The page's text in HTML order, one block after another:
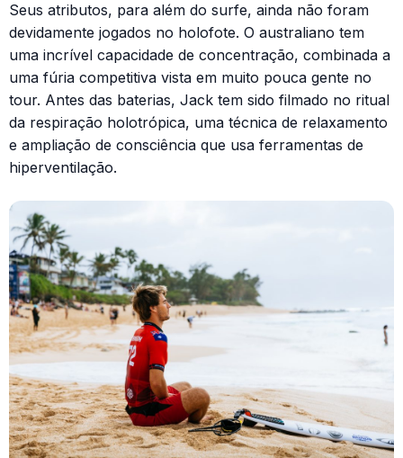
Seus atributos, para além do surfe, ainda não foram
devidamente jogados no holofote. O australiano tem
uma incrível capacidade de concentração, combinada a
uma fúria competitiva vista em muito pouca gente no
tour. Antes das baterias, Jack tem sido filmado no ritual
da respiração holotrópica, uma técnica de relaxamento
e ampliação de consciência que usa ferramentas de
hiperventilação.